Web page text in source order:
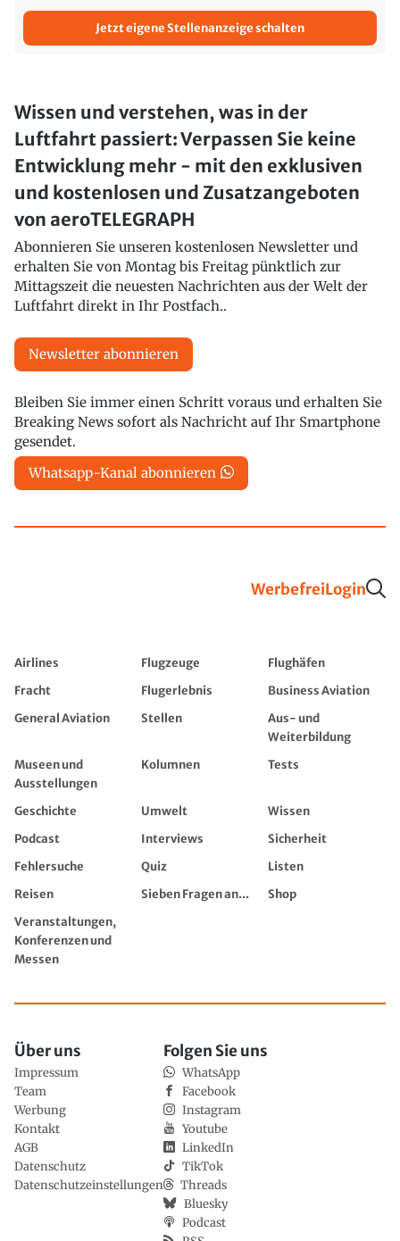
Jetzt eigene Stellenanzeige schalten
Wissen und verstehen, was in der
Luftfahrt passiert: Verpassen Sie keine
Entwicklung mehr - mit den exklusiven
und kostenlosen und Zusatzangeboten
von aeroTELEGRAPH
Abonnieren Sie unseren kostenlosen Newsletter und
erhalten Sie von Montag bis Freitag pünktlich zur
Mittagszeit die neuesten Nachrichten aus der Welt der
Luftfahrt direkt in Ihr Postfach..
Newsletter abonnieren
Bleiben Sie immer einen Schritt voraus und erhalten Sie
Breaking News sofort als Nachricht auf Ihr Smartphone
gesendet.
Whatsapp-Kanal abonnieren
WerbefreiLogin
Airlines Flugzeuge
Flughäfen
Fracht
Flugerlebnis
Business Aviation
General Aviation
Stellen
Aus- und
Weiterbildung
Museen und
Ausstellungen
Kolumnen Tests
Geschichte Umwelt
Wissen
Podcast
Interviews
Sicherheit
Fehlersuche
Quiz
Listen
Reisen
Sieben Fragen an...
Shop
Veranstaltungen,
Konferenzen und
Messen
Über uns
Impressum
Team
Werbung
Kontakt
AGB
Datenschutz
Datenschutzeinstellungen
Folgen Sie uns
WhatsApp
Facebook
Instagram
Youtube
LinkedIn
TikTok
Threads
Bluesky
Podcast